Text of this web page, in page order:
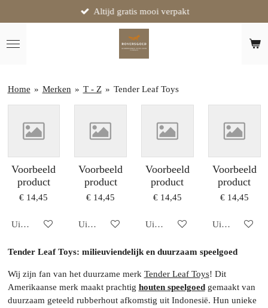
direct
naar
de
Altijd gratis mooi verpakt
Home » Merken » T - Z » Tender Leaf Toys
Voorbeeld
product
€ 14,45
Uitgeschakeld
Voorbeeld
product
€ 14,45
Uitgeschakeld
Voorbeeld
product
€ 14,45
Uitgeschakeld
Voorbeeld
product
€ 14,45
Uitgeschakeld
Tender Leaf Toys: milieuviendelijk en duurzaam speelgoed
Wij zijn fan van het duurzame merk Tender Leaf Toys! Dit
Amerikaanse merk maakt prachtig houten speelgoedgemaakt van
duurzaam geteeld rubberhout afkomstig uit Indonesië. Hun unieke